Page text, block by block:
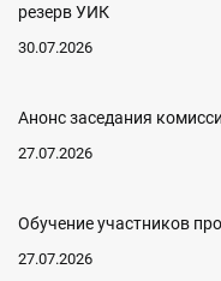
резерв УИК
30.07.2026
Анонс заседания
27.07.2026
Обучение участников
27.07.2026